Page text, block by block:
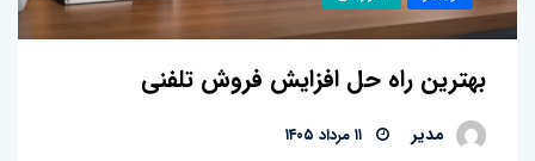
بهترین راه حل افزایش فروش تلفنی
مدیر